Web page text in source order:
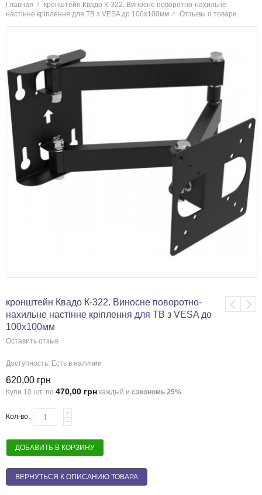
Главная
кронштейн Квадо К-322. Виносне поворотно-нахильне
настінне кріплення для ТВ з VESA до 100х100мм
Отзывы о товаре
кронштейн Квадо К-322. Виносне поворотно-
нахильне настінне кріплення для ТВ з VESA до
100х100мм
Оставить отзыв
Доступность: Есть в наличии
620,00 грн
Купи 10 шт. по 470,00 грн каждый и сэкономь 25%
Кол-во:
ДОБАВИТЬ В КОРЗИНУ
ВЕРНУТЬСЯ К ОПИСАНИЮ ТОВАРА